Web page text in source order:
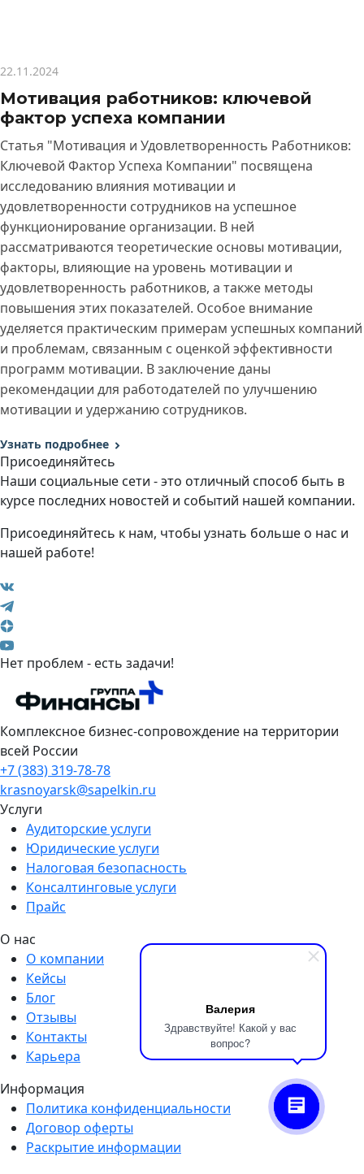
Валерия
Здравствуйте! Какой у вас
вопрос?
22.11.2024
Мотивация работников: ключевой
фактор успеха компании
Статья "Мотивация и Удовлетворенность Работников:
Ключевой Фактор Успеха Компании" посвящена
исследованию влияния мотивации и
удовлетворенности сотрудников на успешное
функционирование организации. В ней
рассматриваются теоретические основы мотивации,
факторы, влияющие на уровень мотивации и
удовлетворенность работников, а также методы
повышения этих показателей. Особое внимание
уделяется практическим примерам успешных компаний
и проблемам, связанным с оценкой эффективности
программ мотивации. В заключение даны
рекомендации для работодателей по улучшению
мотивации и удержанию сотрудников.
Узнать подробнее
Присоединяйтесь
Наши социальные сети - это отличный способ быть в
курсе последних новостей и событий нашей компании.
Присоединяйтесь к нам, чтобы узнать больше о нас и
нашей работе!
Нет проблем - есть задачи!
Комплексное бизнес-сопровождение на территории
всей России
+7 (383) 319-78-78
krasnoyarsk@sapelkin.ru
Услуги
Аудиторские услуги
Юридические услуги
Налоговая безопасность
Консалтинговые услуги
Прайс
О нас
О компании
Кейсы
Блог
Отзывы
Контакты
Карьера
Информация
Политика конфиденциальности
Договор оферты
Раскрытие информации